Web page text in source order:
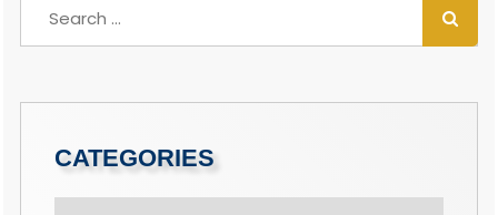
CATEGORIES